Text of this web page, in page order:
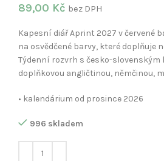
89,00 Kč bez DPH
Kapesní diář Aprint 2027 v červené
na osvědčené barvy, které doplňuje
Týdenní rozvrh s česko-slovenským
doplňkovou angličtinou, němčinou,
• kalendárium od prosince 2026
996 skladem